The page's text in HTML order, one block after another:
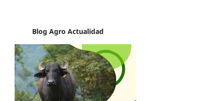
Blog Agro Actualidad